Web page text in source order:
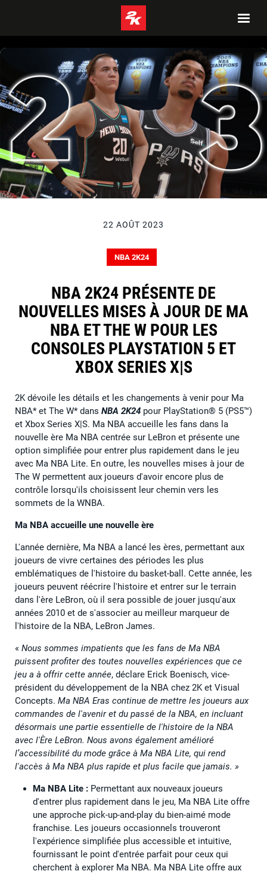
22 AOÛT 2023
NBA 2K24
NBA 2K24 PRÉSENTE DE
NOUVELLES MISES À JOUR DE MA
NBA ET THE W POUR LES
CONSOLES PLAYSTATION 5 ET
XBOX SERIES X|S
2K dévoile les détails et les changements à venir pour Ma
NBA* et The W* dans NBA 2K24 pour PlayStation® 5 (PS5™)
et Xbox Series X|S. Ma NBA accueille les fans dans la
nouvelle ère Ma NBA centrée sur LeBron et présente une
option simplifiée pour entrer plus rapidement dans le jeu
avec Ma NBA Lite. En outre, les nouvelles mises à jour de
The W permettent aux joueurs d'avoir encore plus de
contrôle lorsqu'ils choisissent leur chemin vers les
sommets de la WNBA.
Ma NBA accueille une nouvelle ère
L'année dernière, Ma NBA a lancé les ères, permettant aux
joueurs de vivre certaines des périodes les plus
emblématiques de l'histoire du basket-ball. Cette année, les
joueurs peuvent réécrire l'histoire et entrer sur le terrain
dans l'ère LeBron, où il sera possible de jouer jusqu'aux
années 2010 et de s'associer au meilleur marqueur de
l'histoire de la NBA, LeBron James.
« Nous sommes impatients que les fans de Ma NBA
puissent profiter des toutes nouvelles expériences que ce
jeu a à offrir cette année, déclare Erick Boenisch, vice-
président du développement de la NBA chez 2K et Visual
Concepts. Ma NBA Eras continue de mettre les joueurs aux
commandes de l'avenir et du passé de la NBA, en incluant
désormais une partie essentielle de l'histoire de la NBA
avec l'Ère LeBron. Nous avons également amélioré
l’accessibilité du mode grâce à Ma NBA Lite, qui rend
l'accès à Ma NBA plus rapide et plus facile que jamais. »
Ma NBA Lite : Permettant aux nouveaux joueurs
d'entrer plus rapidement dans le jeu, Ma NBA Lite offre
une approche pick-up-and-play du bien-aimé mode
franchise. Les joueurs occasionnels trouveront
l'expérience simplifiée plus accessible et intuitive,
fournissant le point d'entrée parfait pour ceux qui
cherchent à explorer Ma NBA. Ma NBA Lite offre aux